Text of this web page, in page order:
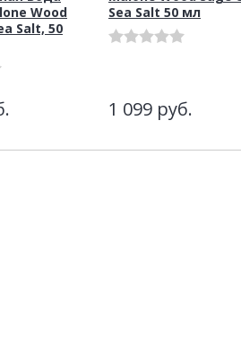
Wood
Salt, 50
Sea Salt 50 мл
1 099 руб.